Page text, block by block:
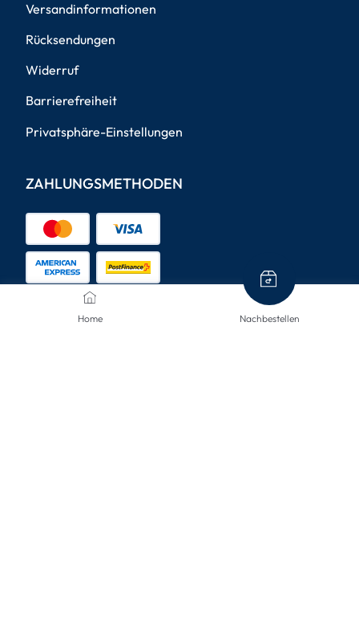
Home Nachbestellen
Versandinformationen
Rücksendungen
Widerruf
Barrierefreiheit
Privatsphäre-Einstellungen
ZAHLUNGSMETHODEN